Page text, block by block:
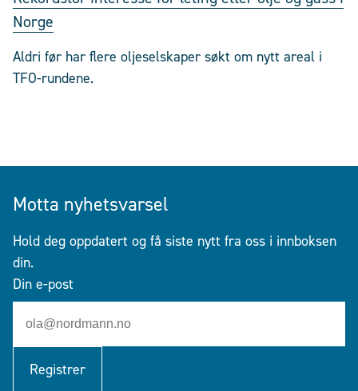
Norge
Aldri før har flere oljeselskaper søkt om nytt areal i
TFO-rundene.
Motta nyhetsvarsel
Hold deg oppdatert og få siste nytt fra oss i innboksen
din.
Din e-post
Registrer